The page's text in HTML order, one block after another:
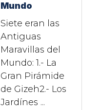
Mundo
Siete eran las
Antiguas
Maravillas del
Mundo: 1.- La
Gran Pirámide
de Gizeh2.- Los
Jardínes ...